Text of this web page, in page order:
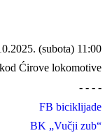
(subota) 11:00
Ćirove lokomotive
- - - -
FB biciklijade
BK „Vučji zub“